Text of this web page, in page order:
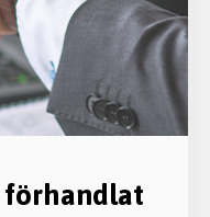
förhandlat